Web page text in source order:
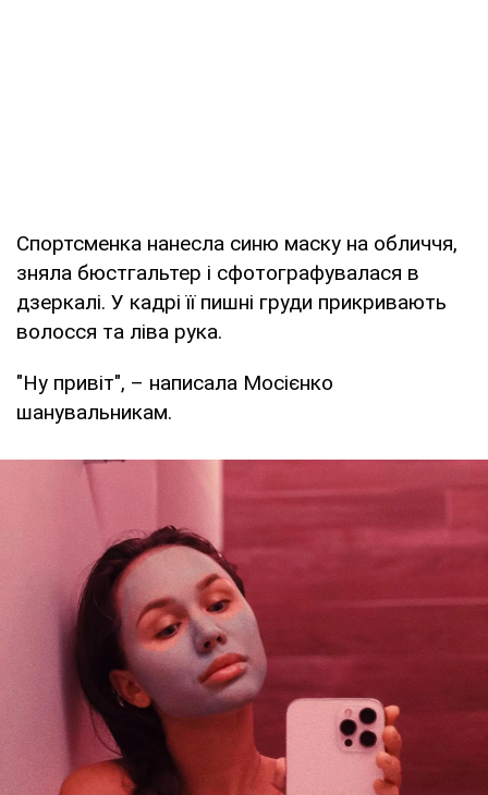
Спортсменка нанесла синю маску на обличчя,
зняла бюстгальтер і сфотографувалася в
дзеркалі. У кадрі її пишні груди прикривають
волосся та ліва рука.
"Ну привіт", – написала Мосієнко
шанувальникам.